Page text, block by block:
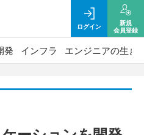
ログイン
新規
会員登録
発 インフラ エンジニアの生き